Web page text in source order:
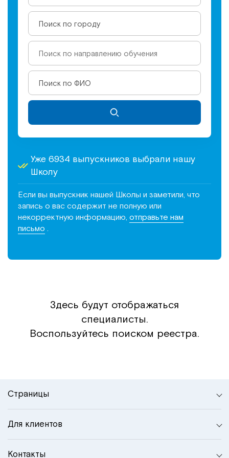
Поиск по городу
Поиск по ФИО
Уже 6934 выпускников выбрали нашу
Школу
Если вы выпускник нашей Школы и заметили, что
запись о вас содержит не полную или
некорректную информацию, отправьте нам
письмо .
Здесь будут отображаться
специалисты.
Воспользуйтесь поиском реестра.
Страницы
Для клиентов
Контакты
Институт Апледжера
Институт Барраля
Прикладная кинезиология
Кинезиотейпинг
Психология, психотерапия
Массаж
Реабилитация
Остеопатические манипуляции по
Барралю